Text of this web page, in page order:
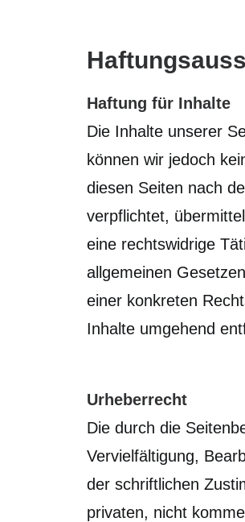
Haftung für Inhalte
Die Inhalte unserer
können wir jedoch
diesen Seiten nach
verpflichtet,
eine rechtswidrige
allgemeinen
einer konkreten
Inhalte umgehend
Urheberrecht
Die durch die
Vervielfältigung,
der schriftlichen
privaten, nicht